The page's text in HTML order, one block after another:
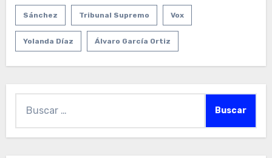
Sánchez Tribunal Supremo Vox
Yolanda Díaz Álvaro García Ortiz